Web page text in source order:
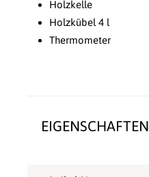
Holzkelle
Holzkübel 4 l
Thermometer
EIGENSCHAFTEN